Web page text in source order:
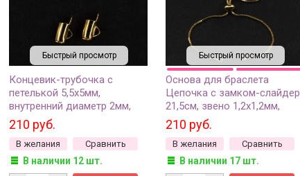
Быстрый просмотр
Концевик-трубочка с
петелькой 5,5х5мм,
внутренний диаметр 2мм,
отверстие 1х2мм, цвет
золото, 04-131, 2шт
210 руб.
В желания Сравнить
В наличии 12 шт.
Быстрый просмотр
Основа для браслета
Цепочка с замком-слайдер
21,5см, звено 1,2х1,2мм,
цвет золото, латунь,18К
позолота, 16-083, 1шт
210 руб.
В желания Сравнить
В наличии 17 шт.